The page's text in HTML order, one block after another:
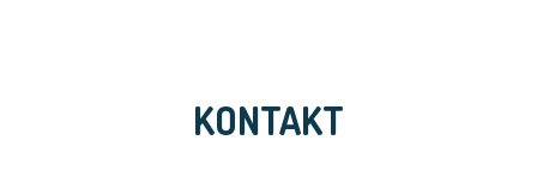
KONTAKT